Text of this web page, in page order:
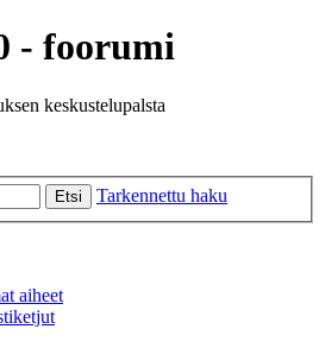
- foorumi
keskustelupalsta
Etsi Tarkennettu haku
aiheet